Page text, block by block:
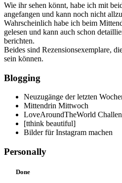
Wie ihr sehen könnt, habe ich mit
angefangen und kann noch nicht
Wahrscheinlich habe ich beim
gelesen und kann auch schon
berichten.
Beides sind Rezensionsexemplare,
sein können.
Blogging
Neuzugänge der letzten
Mittendrin Mittwoch
LoveAroundTheWorld
[tthink beautiful]
Bilder für Instagram machen
Personally
Done